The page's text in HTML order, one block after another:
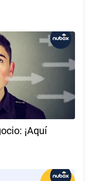
¡Aquí